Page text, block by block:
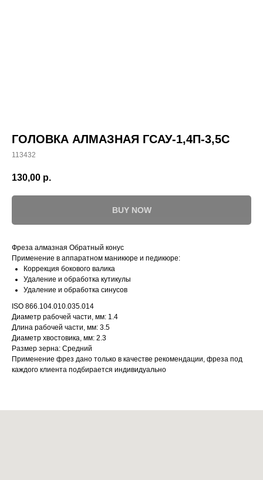
ГОЛОВКА АЛМАЗНАЯ ГСАУ-1,4П-3,5С
113432
130,00 р.
BUY NOW
Фреза алмазная Обратный конус
Применение в аппаратном маникюре и педикюре:
Коррекция бокового валика
Удаление и обработка кутикулы
Удаление и обработка синусов
ISO 866.104.010.035.014
Диаметр рабочей части, мм: 1.4
Длина рабочей части, мм: 3.5
Диаметр хвостовика, мм: 2.3
Размер зерна: Средний
Применение фрез дано только в качестве рекомендации, фреза под
каждого клиента подбирается индивидуально